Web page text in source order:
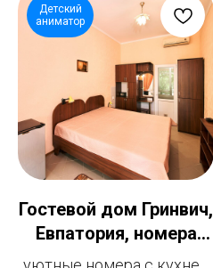
Детский
аниматор
Гостевой дом Гринвич,
Евпатория, номера
Стандарт, от 2 до 4